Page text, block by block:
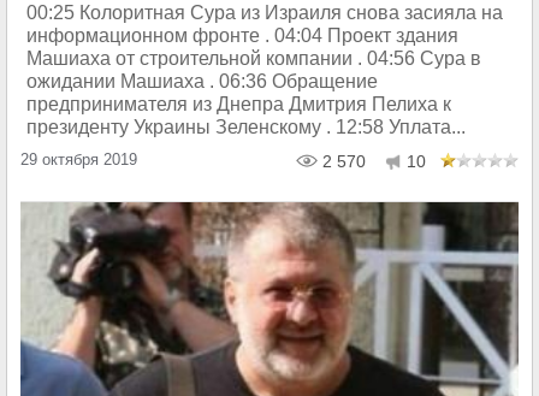
00:25 Колоритная Сура из Израиля снова засияла на
информационном фронте . 04:04 Проект здания
Машиаха от строительной компании . 04:56 Сура в
ожидании Машиаха . 06:36 Обращение
предпринимателя из Днепра Дмитрия Пелиха к
президенту Украины Зеленскому . 12:58 Уплата...
29 октября 2019 2 570 10